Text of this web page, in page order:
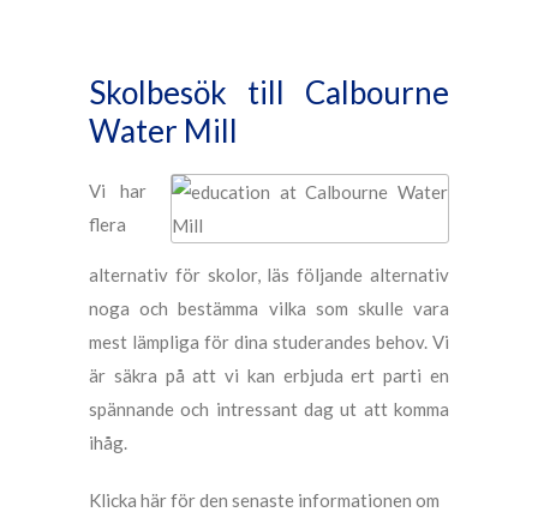
Skolbesök till Calbourne
Water Mill
Vi har
flera
alternativ för skolor, läs följande alternativ
noga och bestämma vilka som skulle vara
mest lämpliga för dina studerandes behov. Vi
är säkra på att vi kan erbjuda ert parti en
spännande och intressant dag ut att komma
ihåg.
Klicka här för den senaste informationen om